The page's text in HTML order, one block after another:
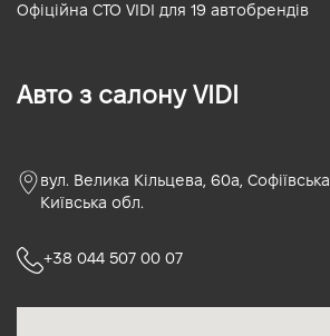
Офіційна СТО VIDI для 19 автобрендів
Авто з салону VIDI
вул. Велика Кільцева, 60а,
Київська обл.
+38 044 507 00 07